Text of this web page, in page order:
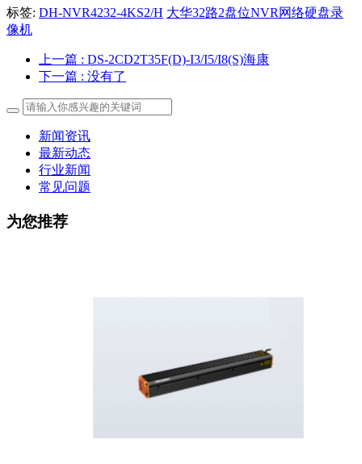
标签: DH-NVR4232-4KS2/H 大华32路2盘位NVR网络硬盘录
像机
上一篇 : DS-2CD2T35F(D)-I3/I5/I8(S)海康
下一篇 : 没有了
新闻资讯
最新动态
行业新闻
常见问题
为您推荐